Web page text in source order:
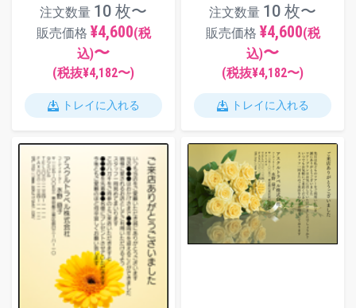
注文数量 10 枚〜
販売価格 ¥4,600(税
込)〜
(税抜¥4,182〜)
トレイに入れる
注文数量 10 枚〜
販売価格 ¥4,600(税
込)〜
(税抜¥4,182〜)
トレイに入れる